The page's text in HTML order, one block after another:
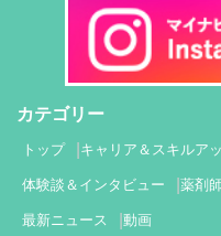
カテゴリー
トップ キャリア＆スキルア
体験談＆インタビュー 薬剤
最新ニュース 動画